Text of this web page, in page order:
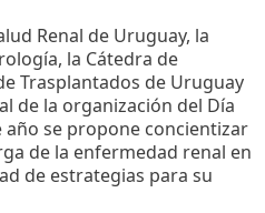
Renal de Uruguay, la
la Cátedra de
Trasplantados de Uruguay
de la organización del Día
se propone concientizar
de la enfermedad renal en
de estrategias para su